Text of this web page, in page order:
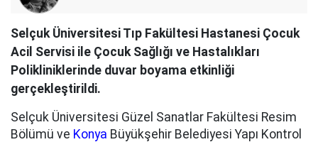
Selçuk Üniversitesi Tıp Fakültesi Hastanesi Çocuk
Acil Servisi ile Çocuk Sağlığı ve Hastalıkları
Polikliniklerinde duvar boyama etkinliği
gerçekleştirildi.
Selçuk Üniversitesi Güzel Sanatlar Fakültesi Resim
Bölümü ve Konya Büyükşehir Belediyesi Yapı Kontrol